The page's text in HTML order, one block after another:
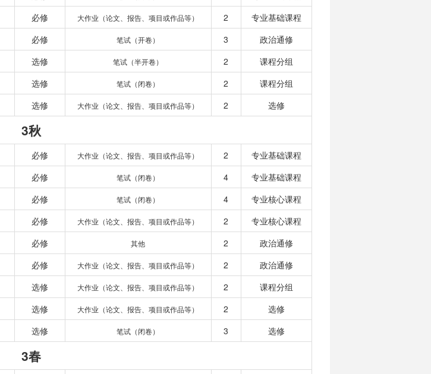
必修 大作业（论文、报告、项目或作品等） 2
专业基础课程
必修 笔试（开卷） 3
政治通修
选修 笔试（半开卷） 2
课程分组
选修 笔试（闭卷） 2
课程分组
选修 大作业（论文、报告、项目或作品等） 2 选修
3秋
必修 大作业（论文、报告、项目或作品等） 2
专业基础课程
必修 笔试（闭卷） 4
专业基础课程
必修 笔试（闭卷） 4
专业核心课程
必修 大作业（论文、报告、项目或作品等） 2
专业核心课程
必修 其他 2
政治通修
必修 大作业（论文、报告、项目或作品等） 2
政治通修
选修 大作业（论文、报告、项目或作品等） 2
课程分组
选修 大作业（论文、报告、项目或作品等） 2
选修
选修 笔试（闭卷） 3 选修
3春